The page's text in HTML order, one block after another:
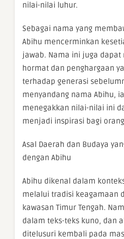
nilai-nilai luhur.
Sebagai nama yang
Abihu mencerminkan
jawab. Nama ini juga dapat
hormat dan penghargaan
terhadap generasi
menyandang nama Abihu,
menegakkan nilai-nilai ini
menjadi inspirasi bagi
Asal Daerah dan Budaya
dengan Abihu
Abihu dikenal dalam
melalui tradisi keagamaan
kawasan Timur Tengah.
dalam teks-teks kuno, dan
ditelusuri kembali pada